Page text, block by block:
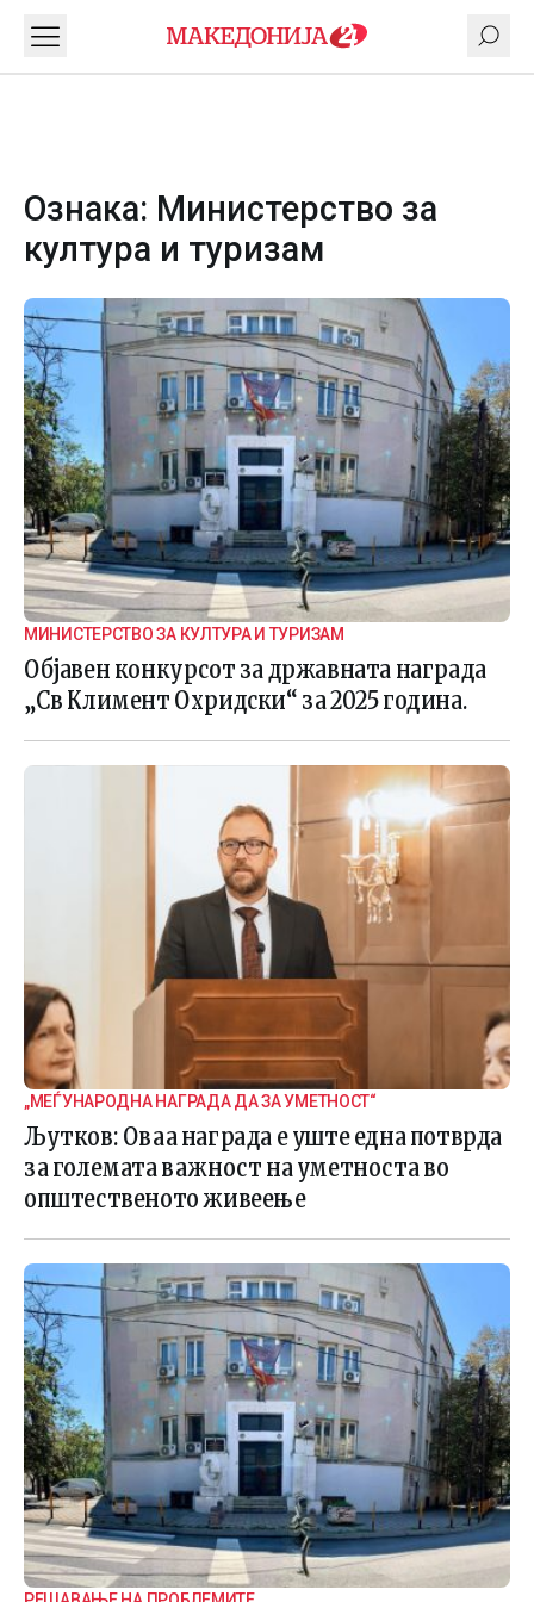
Ознака: Министерство за
култура и туризам
МИНИСТЕРСТВО ЗА КУЛТУРА И ТУРИЗАМ
Објавен конкурсот за државната награда
„Св Климент Охридски“ за 2025 година.
„МЕЃУНАРОДНА НАГРАДА ДА ЗА УМЕТНОСТ“
Љутков: Оваа награда е уште една потврда
за големата важност на уметноста во
општественото живеење